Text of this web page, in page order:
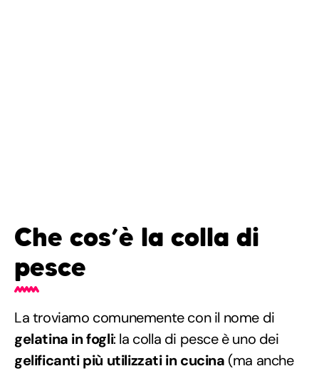
Che cos’è la colla di
pesce
La troviamo comunemente con il nome di
gelatina in fogli: la colla di pesce è uno dei
gelificanti più utilizzati in cucina (ma anche